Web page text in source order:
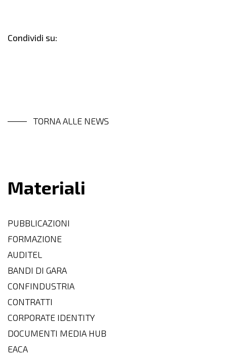
Condividi su:
TORNA ALLE NEWS
Materiali
PUBBLICAZIONI
FORMAZIONE
AUDITEL
BANDI DI GARA
CONFINDUSTRIA
CONTRATTI
CORPORATE IDENTITY
DOCUMENTI MEDIA HUB
EACA